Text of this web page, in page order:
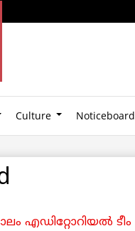
Culture Noticeboard
എഡിറ്റോറിയല്‍ ടീം